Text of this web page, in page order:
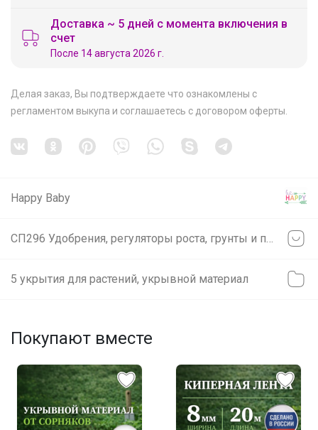
Доставка ~ 5 дней с момента включения в
счет
После 14 августа 2026 г.
Делая заказ, Вы подтверждаете что ознакомлены с
регламентом выкупа и соглашаетесь с договором оферты
Happy Baby
5 укрытия для растений, укрывной материал
Покупают вместе